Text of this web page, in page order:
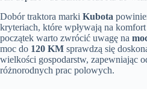
Dobór traktora marki Kubota
kryteriach, które wpływają na
początek warto zwrócić uwagę na
moc do 120 KM sprawdzą się
wielkości gospodarstw, zapewniając
różnorodnych prac polowych.